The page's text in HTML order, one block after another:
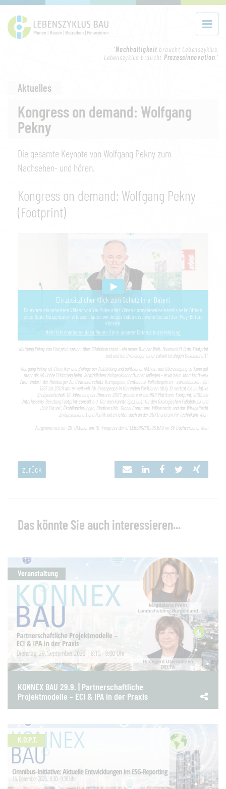
"Nachhaltigkeit braucht Lebenszyklus.
Lebenszyklus braucht Prozessinnovation."
Aktuelles
Kongress on demand: Wolfgang
Pekny
Die gesamte Keynote von Wolfgang Pekny zum
Nachsehen- und hören.
Kongress on demand: Wolfgang Pekny
(Footprint)
Ein zusätzlicher Klick zum Schutz Ihrer Daten!
Da extern eingebettete Videos von YouTube oder Vimeo normalerweise bereits beim Öffnen
einer Seite Nutzerdaten erfassen, laden wir dieses Video erst, wenn Sie auf den Play-Button
klicken.
Mehr Informationen dazu finden Sie in unserer Datenschutzerklärung
Wolfgang Pekny von Footprint spricht über "Globalverstand - ein neues Bild der Welt. Raumschiff Erde, Footprint
und und die Grundlagen einer zukunftsfähigen Gesellschaft".
Wolfgang Pekny ist Chemiker und Biologe per Ausbildung und politischer Aktivist aus Überzeugung. Er kann auf
mehr als 40 Jahre Erfahrung beim Verwirklichen zivilgesellschaftlicher Anliegen – etwa beim Atomkraftwerk
Zwentendorf, der Hainburger Au, Gewässerschutz-Kampagnen, Gentechnik-Volksbegehren – zurückblicken. Von
1987 bis 2008 war er weltweit für Greenpeace in führenden Positionen tätig. Er vertrat die Initiative
Zivilgesellschaft 10 Jahre lang als Obmann. 2007 gründete er die NGO Plattform Footprint; 2009 die
Unterlassens-Beratung footprint-consult e.U. Der anerkannte Spezialist für den Ökologischen Fußabdruck und
„Fair Future“, Ökobilanzierungen, Biodiversität, Global Commons, Völkerrecht und das Wirkgeflecht
Zivilgesellschaft und Politik unterrichtet auch an der BOKU und am FH Technikum Wien.
Aufgenommen am 20. Oktober am 10. Kongress der IG LEBENSZYKLUS BAU im SV-Dachverband, Wien
zurück
Das könnte Sie auch interessieren...
Veranstaltung
KONNEX BAU 29.9. | Partnerschaftliche
Projektmodelle – ECI & IPA in der Praxis
K.O.P.T.